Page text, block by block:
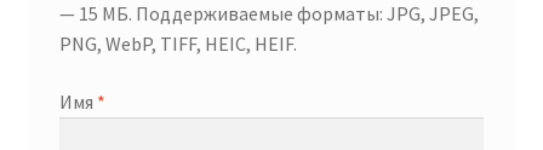
— 15 МБ. Поддерживаемые форматы: JPG, JPEG,
PNG, WebP, TIFF, HEIC, HEIF.
Имя *